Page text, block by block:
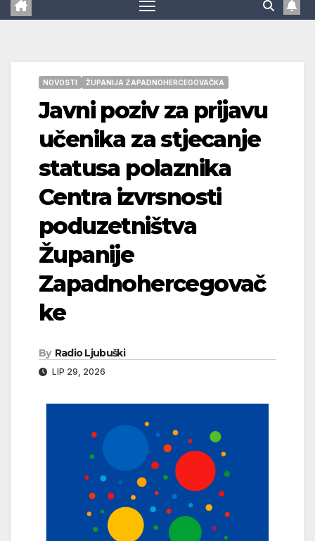
NOVOSTI ŽUPANIJA ZAPADNOHERCEGOVAČKA
Javni poziv za prijavu
učenika za stjecanje
statusa polaznika
Centra izvrsnosti
poduzetništva
Županije
Zapadnohercegovač
ke
By Radio Ljubuški
LIP 29, 2026